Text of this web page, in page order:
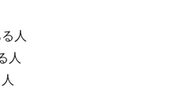
人
人